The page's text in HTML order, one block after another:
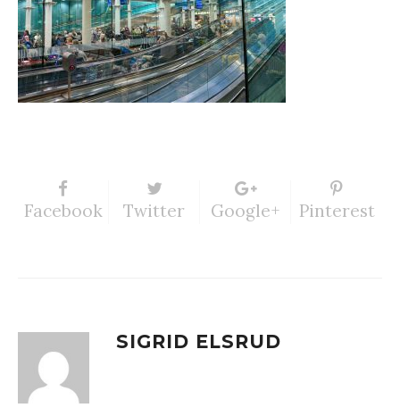
Facebook Twitter Google+ Pinterest
SIGRID ELSRUD